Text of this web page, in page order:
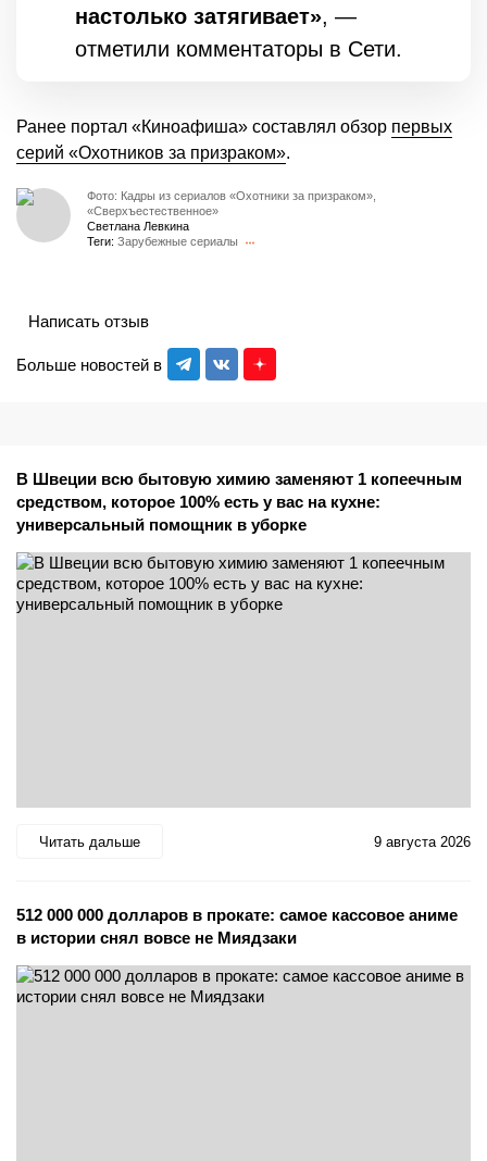
настолько затягивает», —
отметили комментаторы в Сети.
Ранее портал «Киноафиша» составлял обзор первых
серий «Охотников за призраком».
Фото: Кадры из сериалов «Охотники за призраком»,
«Сверхъестественное»
Светлана Левкина
Теги: Зарубежные сериалы
Больше новостей в
Написать отзыв
В Швеции всю бытовую химию заменяют 1 копеечным
средством, которое 100% есть у вас на кухне:
универсальный помощник в уборке
Читать дальше 9 августа 2026
512 000 000 долларов в прокате: самое кассовое аниме
в истории снял вовсе не Миядзаки